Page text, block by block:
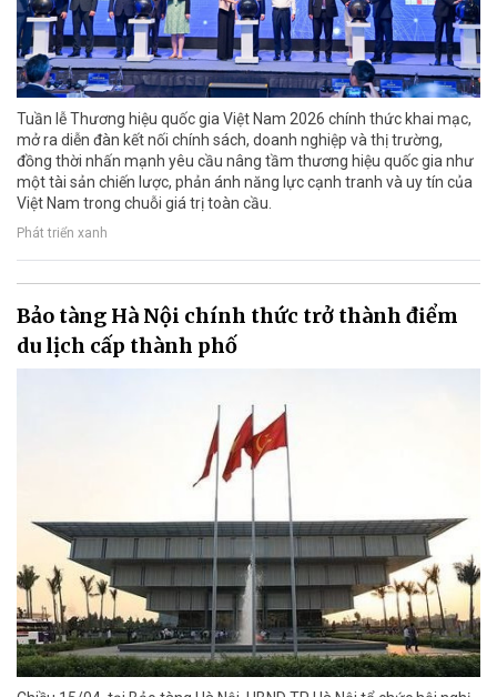
Tuần lễ Thương hiệu quốc gia Việt Nam 2026 chính thức khai mạc,
mở ra diễn đàn kết nối chính sách, doanh nghiệp và thị trường,
đồng thời nhấn mạnh yêu cầu nâng tầm thương hiệu quốc gia như
một tài sản chiến lược, phản ánh năng lực cạnh tranh và uy tín của
Việt Nam trong chuỗi giá trị toàn cầu.
Phát triển xanh
Bảo tàng Hà Nội chính thức trở thành điểm
du lịch cấp thành phố